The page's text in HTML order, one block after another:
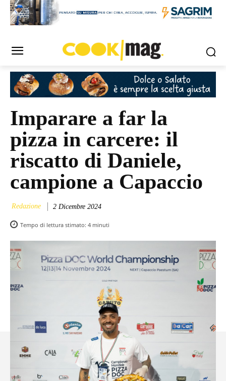
Imparare a far la
pizza in carcere: il
riscatto di Daniele,
campione a Capaccio
Redazione 2 Dicembre 2024
Tempo di lettura stimato: 4 minuti